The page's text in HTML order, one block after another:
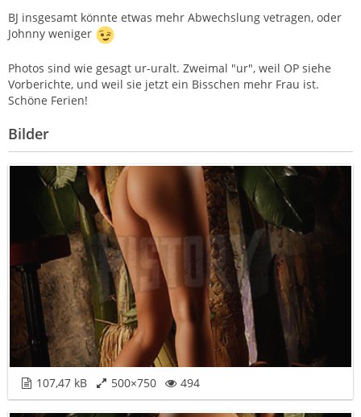
BJ insgesamt könnte etwas mehr Abwechslung vetragen, oder
Johnny weniger
Photos sind wie gesagt ur-uralt. Zweimal "ur", weil OP siehe
Vorberichte, und weil sie jetzt ein Bisschen mehr Frau ist.
Schöne Ferien!
Bilder
107,47 kB 500×750 494